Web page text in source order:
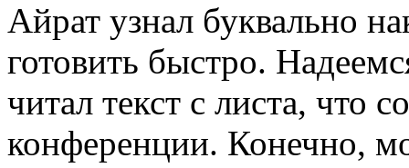
Айрат узнал буквально
готовить быстро.
читал текст с листа, что
конференции. Конечно,